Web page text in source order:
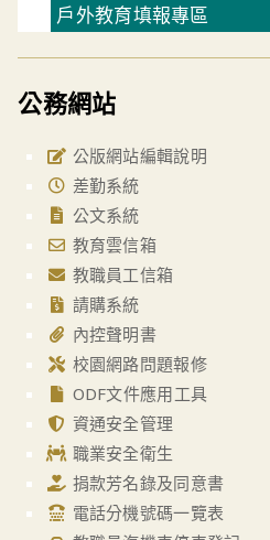
戶外教育填報專區
公務網站
公版網站編輯說明
差勤系統
公文系統
教育雲信箱
教職員工信箱
請購系統
內控聲明書
校園網路問題報修
ODF文件應用工具
資通安全管理
職業安全衛生
捐款芳名錄及同意書
電話分機號碼一覽表